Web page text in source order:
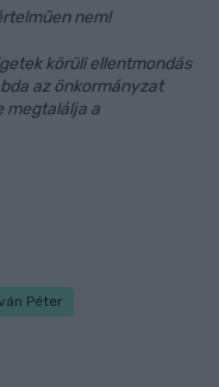
nem!
körüli ellentmondás
az önkormányzat
megtalálja a
Péter